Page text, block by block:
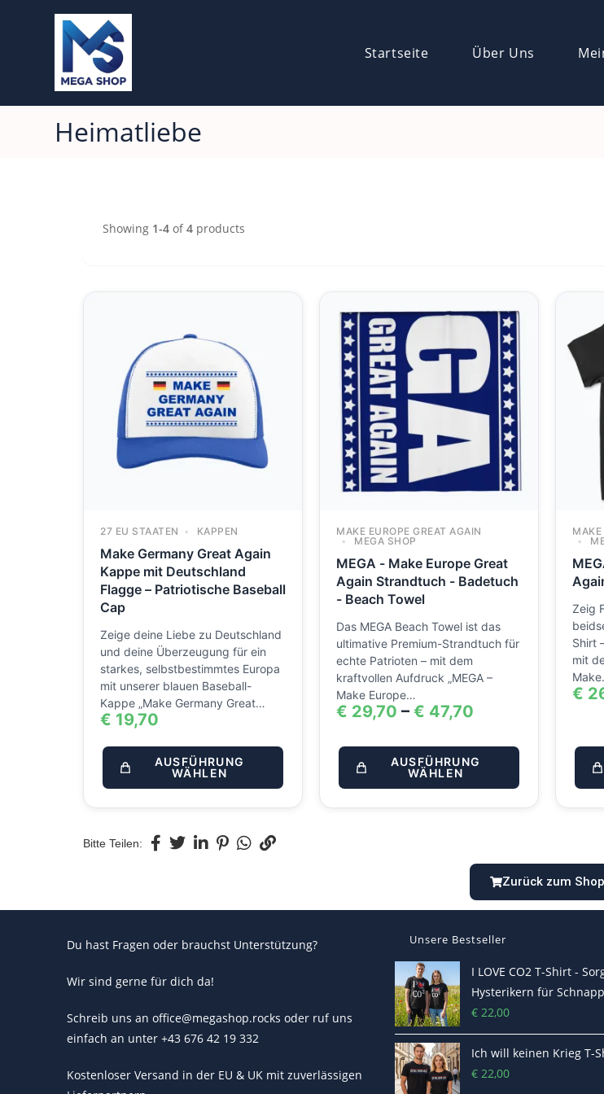
Startseite Über Uns
Heimatliebe
Showing 1-4 of4 products
27 EU STAATEN KAPPEN
Make Germany Great Again
Kappe mit Deutschland
Flagge – Patriotische Baseball
Cap
Zeige deine Liebe zu Deutschland
und deine Überzeugung für ein
starkes, selbstbestimmtes Europa
mit unserer blauen Baseball-
Kappe „Make Germany Great…
€ 19,70
AUSFÜHRUNG
WÄHLEN
MAKE EUROPE GREAT AGAIN
MEGA SHOP
MEGA - Make Europe Great
Again Strandtuch - Badetuch
- Beach Towel
Das MEGA Beach Towel ist das
ultimative Premium-Strandtuch für
echte Patrioten – mit dem
kraftvollen Aufdruck „MEGA –
Make Europe…
€ 29,70 – € 47,70
AUSFÜHRUNG
WÄHLEN
MAKE
Zeig
Shirt
mit
€
Bitte Teilen:
Zurück zum Shop
Du hast Fragen oder brauchst Unterstützung?
Wir sind gerne für dich da!
Schreib uns an office@megashop.rocks oder ruf uns
einfach an unter +43 676 42 19 332
Kostenloser Versand in der EU & UK mit zuverlässigen
Unsere Bestseller
I LOVE CO2 T-Shirt -
Hysterikern für
€ 22,00
Ich will keinen Krieg T-
€ 22,00